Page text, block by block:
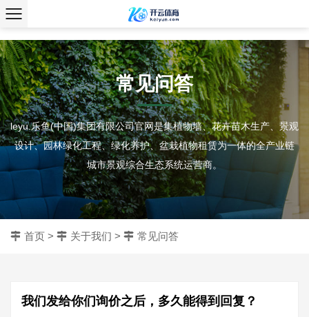
、
常见问答
leyu.乐鱼(中国)集团有限公司官网是集植物墙、花卉苗木生产、景观
设计、园林绿化工程、绿化养护、盆栽植物租赁为一体的全产业链
城市景观综合生态系统运营商。
首页 > 关于我们 > 常见问答
我们发给你们询价之后，多久能得到回复？